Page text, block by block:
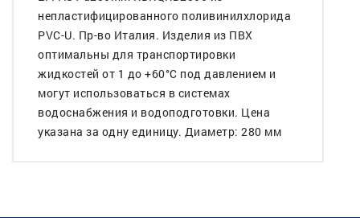
непластифицированного поливинилхлорида
PVC-U. Пр-во Италия. Изделия из ПВХ
оптимальны для транспортировки
жидкостей от 1 до +60°C под давлением и
могут использоваться в системах
водоснабжения и водоподготовки. Цена
указана за одну единицу. Диаметр: 280 мм